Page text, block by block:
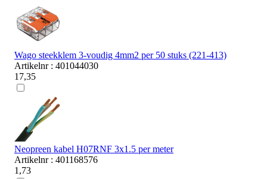
Wago steekklem 3-voudig 4mm2 per 50 stuks (221-413)
Artikelnr : 401044030
17,35
Neopreen kabel H07RNF 3x1.5 per meter
Artikelnr : 401168576
1,73